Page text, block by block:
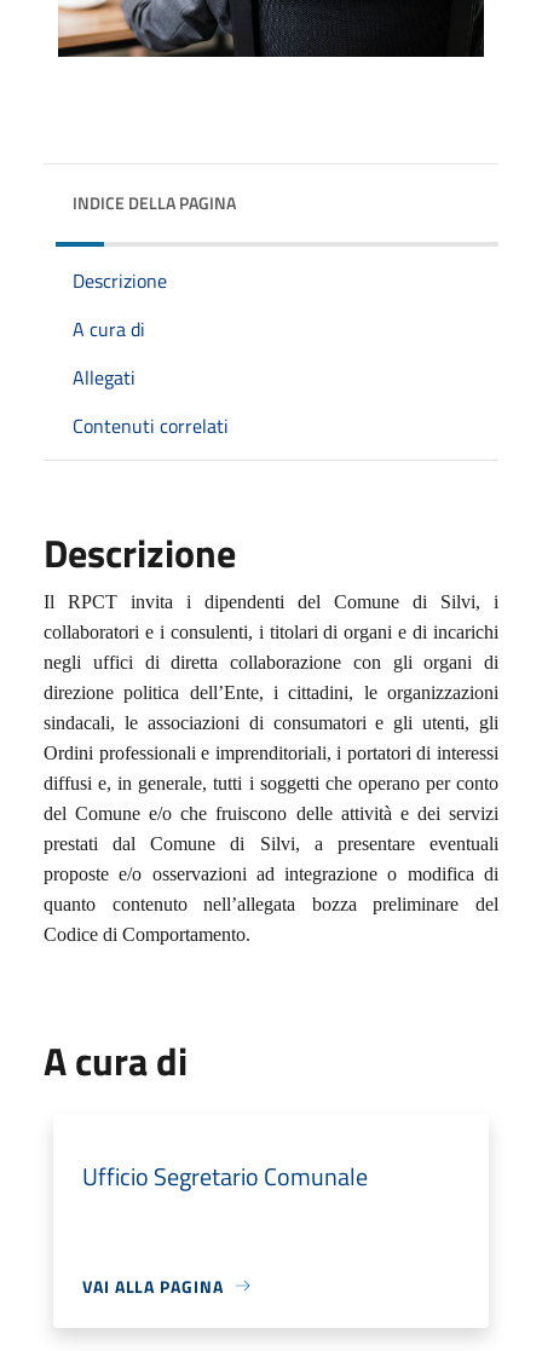
INDICE DELLA PAGINA
Descrizione
A cura di
Allegati
Contenuti correlati
Descrizione
Il RPCT invita i dipendenti del Comune di Silvi, i
collaboratori e i consulenti, i titolari di organi e di incarichi
negli uffici di diretta collaborazione con gli organi di
direzione politica dell’Ente, i cittadini, le organizzazioni
sindacali, le associazioni di consumatori e gli utenti, gli
Ordini professionali e imprenditoriali, i portatori di interessi
diffusi e, in generale, tutti i soggetti che operano per conto
del Comune e/o che fruiscono delle attività e dei servizi
prestati dal Comune di Silvi, a presentare eventuali
proposte e/o osservazioni ad integrazione o modifica di
quanto contenuto nell’allegata bozza preliminare del
Codice di Comportamento.
A cura di
Ufficio Segretario Comunale
VAI ALLA PAGINA